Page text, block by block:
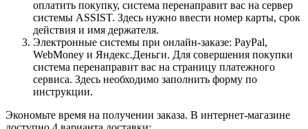
оплатить покупку, система перенаправит вас на сервер
системы ASSIST. Здесь нужно ввести номер карты, срок
действия и имя держателя.
Электронные системы при онлайн-заказе: PayPal,
WebMoney и Яндекс.Деньги. Для совершения покупки
система перенаправит вас на страницу платежного
сервиса. Здесь необходимо заполнить форму по
инструкции.
Экономьте время на получении заказа. В интернет-магазине